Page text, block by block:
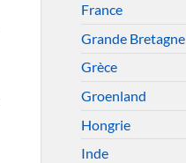
France
Grande Bretagne
Grèce
Groenland
Hongrie
Inde